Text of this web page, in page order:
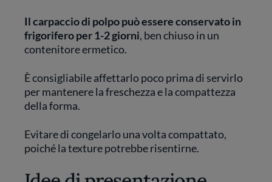
Il carpaccio di polpo può essere conservato in
frigorifero per 1-2 giorni, ben chiuso in un
contenitore ermetico.
È consigliabile affettarlo poco prima di servirlo
per mantenere la freschezza e la compattezza
della forma.
Evitare di congelarlo una volta compattato,
poiché la texture potrebbe risentirne.